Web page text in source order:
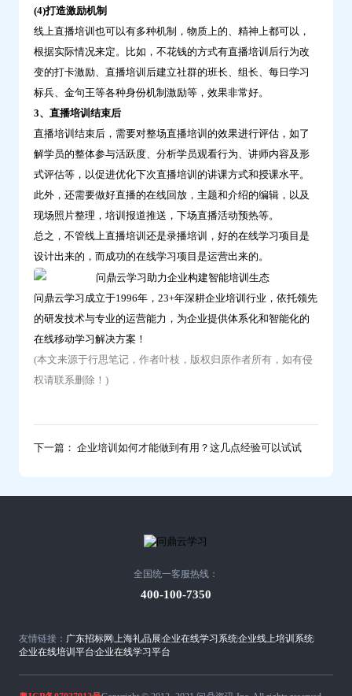
(4)打造激励机制
线上直播培训也可以有多种机制，物质上的、精神上都可以，
根据实际情况来定。比如，不花钱的方式有直播培训后行为改
变的打卡激励、直播培训后建立社群的班长、组长、每日学习
标兵、金句王等各种身份机制激励等，效果非常好。
3、直播培训结束后
直播培训结束后，需要对整场直播培训的效果进行评估，如了
解学员的整体参与活跃度、分析学员观看行为、讲师内容及形
式评估等，以促进优化下次直播培训的讲课方式和授课水平。
此外，还需要做好直播的在线回放，主题和介绍的编辑，以及
现场照片整理，培训报道推送，下场直播活动预热等。
总之，不管线上直播培训还是录播培训，好的在线学习项目是
设计出来的，而成功的在线学习项目是运营出来的。
问鼎云学习成立于1996年，23+年深耕企业培训行业，依托领先
的研发技术与专业的运营能力，为企业提供体系化和智能化的
在线移动学习解决方案！
(本文来源于行思笔记，作者叶枝，版权归原作者所有，如有侵
权请联系删除！)
下一篇： 企业培训如何才能做到有用？这几点经验可以试试
友情链接： 广东招标网 上海礼品展企业在线学习系统企业线上培训系统
企业在线培训平台企业在线学习平台
全国统一客服热线：
400-100-7350